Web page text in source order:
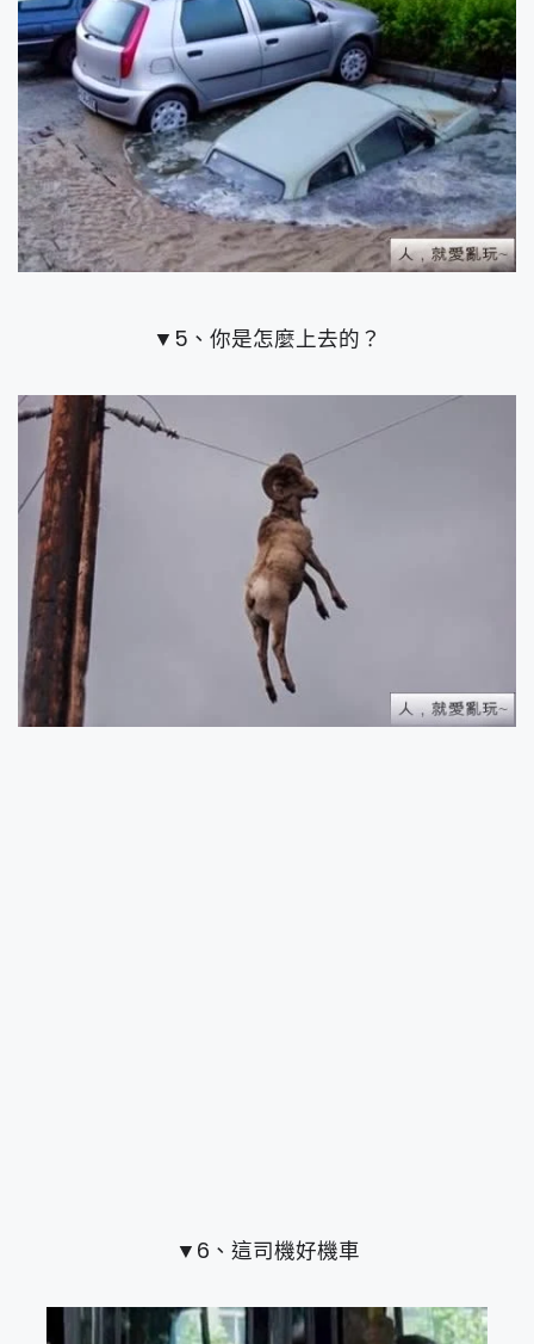
▼5、你是怎麼上去的？
▼6、這司機好機車